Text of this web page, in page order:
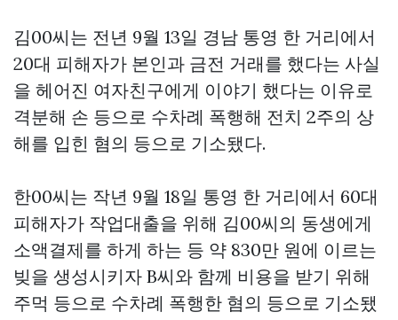
김00씨는 전년 9월 13일 경남 통영 한 거리에서
20대 피해자가 본인과 금전 거래를 했다는 사실
을 헤어진 여자친구에게 이야기 했다는 이유로
격분해 손 등으로 수차례 폭행해 전치 2주의 상
해를 입힌 혐의 등으로 기소됐다.
한00씨는 작년 9월 18일 통영 한 거리에서 60대
피해자가 작업대출을 위해 김00씨의 동생에게
소액결제를 하게 하는 등 약 830만 원에 이르는
빚을 생성시키자 B씨와 함께 비용을 받기 위해
주먹 등으로 수차례 폭행한 혐의 등으로 기소됐